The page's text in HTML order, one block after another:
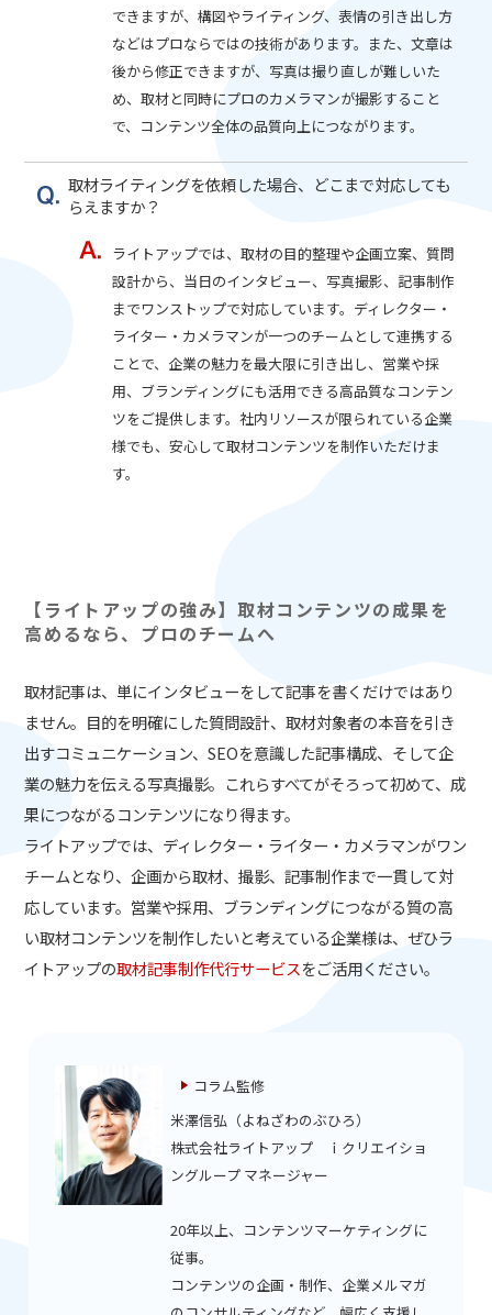
できますが、構図やライティング、表情の引き出し方
などはプロならではの技術があります。また、文章は
後から修正できますが、写真は撮り直しが難しいた
め、取材と同時にプロのカメラマンが撮影すること
で、コンテンツ全体の品質向上につながります。
取材ライティングを依頼した場合、どこまで対応しても
らえますか？
ライトアップでは、取材の目的整理や企画立案、質問
設計から、当日のインタビュー、写真撮影、記事制作
までワンストップで対応しています。ディレクター・
ライター・カメラマンが一つのチームとして連携する
ことで、企業の魅力を最大限に引き出し、営業や採
用、ブランディングにも活用できる高品質なコンテン
ツをご提供します。社内リソースが限られている企業
様でも、安心して取材コンテンツを制作いただけま
す。
【ライトアップの強み】取材コンテンツの成果を
高めるなら、プロのチームへ
取材記事は、単にインタビューをして記事を書くだけではあり
ません。目的を明確にした質問設計、取材対象者の本音を引き
出すコミュニケーション、SEOを意識した記事構成、そして企
業の魅力を伝える写真撮影。これらすべてがそろって初めて、成
果につながるコンテンツになり得ます。
ライトアップでは、ディレクター・ライター・カメラマンがワン
チームとなり、企画から取材、撮影、記事制作まで一貫して対
応しています。営業や採用、ブランディングにつながる質の高
い取材コンテンツを制作したいと考えている企業様は、ぜひラ
イトアップの取材記事制作代行サービスをご活用ください。
コラム監修
米澤信弘（よねざわのぶひろ）
株式会社ライトアップ ｉクリエイショ
ングループ マネージャー
20年以上、コンテンツマーケティングに
従事。
コンテンツの企画・制作、企業メルマガ